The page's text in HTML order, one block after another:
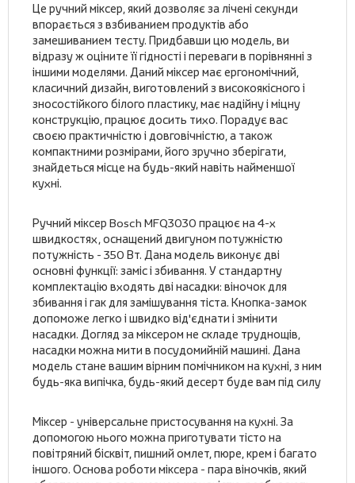
Це ручний міксер, який дозволяє за лічені секунди
впорається з взбиванием продуктів або
замешиванием тесту. Придбавши цю модель, ви
відразу ж оціните її гідності і переваги в порівнянні з
іншими моделями. Даний міксер має ергономічний,
класичний дизайн, виготовлений з високоякісного і
зносостійкого білого пластику, має надійну і міцну
конструкцію, працює досить тихо. Порадує вас
своєю практичністю і довговічністю, а також
компактними розмірами, його зручно зберігати,
знайдеться місце на будь-який навіть найменшої
кухні.
Ручний міксер Bosch MFQ3030 працює на 4-х
швидкостях, оснащений двигуном потужністю
потужність - 350 Вт. Дана модель виконує дві
основні функції: заміс і збивання. У стандартну
комплектацію входять дві насадки: віночок для
збивання і гак для замішування тіста. Кнопка-замок
допоможе легко і швидко від'єднати і змінити
насадки. Догляд за міксером не складе труднощів,
насадки можна мити в посудомийній машині. Дана
модель стане вашим вірним помічником на кухні, з ним
будь-яка випічка, будь-який десерт буде вам під силу
Міксер - універсальне пристосування на кухні. За
допомогою нього можна приготувати тісто на
повітряний бісквіт, пишний омлет, пюре, крем і багато
іншого. Основа роботи міксера - пара віночків, який